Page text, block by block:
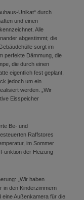
Unikat“ durch
und einen
Alle
abgestimmt; die
sorgt im
perfekte Dämmung, die
die durch einen
eigentlich fest geplant,
jedoch um ein
werden. „Wir
Eisspeicher
Be- und
Raffstores
im Sommer
der Heizung
„Wir haben
in den Kinderzimmern
eine Außenkamera für die